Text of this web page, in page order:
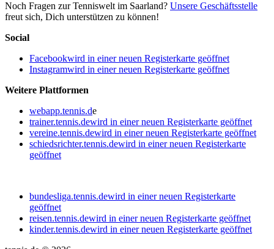
Noch Fragen zur Tenniswelt im Saarland? Unsere Geschäftsstelle
freut sich, Dich unterstützen zu können!
Social
Facebookwird in einer neuen Registerkarte geöffnet
Instagramwird in einer neuen Registerkarte geöffnet
Weitere Plattformen
webapp.tennis.de
trainer.tennis.dewird in einer neuen Registerkarte geöffnet
vereine.tennis.dewird in einer neuen Registerkarte geöffnet
schiedsrichter.tennis.dewird in einer neuen Registerkarte
geöffnet
bundesliga.tennis.dewird in einer neuen Registerkarte
geöffnet
reisen.tennis.dewird in einer neuen Registerkarte geöffnet
kinder.tennis.dewird in einer neuen Registerkarte geöffnet